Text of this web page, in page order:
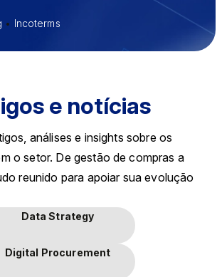
• Incoterms
e notícias
análises e insights sobre os
o setor. De gestão de compras a
reunido para apoiar sua evolução
Data Strategy
Digital Procurement